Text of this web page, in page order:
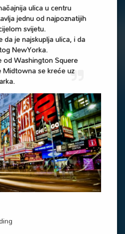
ulica u centru
jednu od najpoznatijih
svijetu.
da je najskuplja ulica, i da
NewYorka.
od Washington Squere
Midtowna se kreće uz